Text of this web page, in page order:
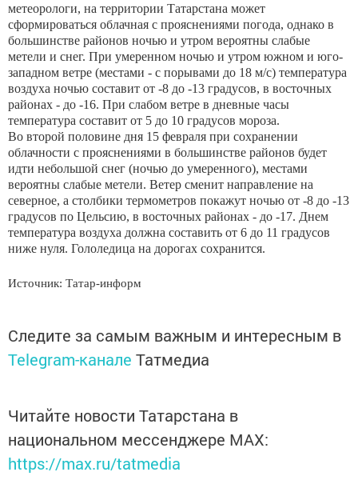
метеорологи, на территории Татарстана может
сформироваться облачная с прояснениями погода, однако в
большинстве районов ночью и утром вероятны слабые
метели и снег. При умеренном ночью и утром южном и юго-
западном ветре (местами - с порывами до 18 м/с) температура
воздуха ночью составит от -8 до -13 градусов, в восточных
районах - до -16. При слабом ветре в дневные часы
температура составит от 5 до 10 градусов мороза.
Во второй половине дня 15 февраля при сохранении
облачности с прояснениями в большинстве районов будет
идти небольшой снег (ночью до умеренного), местами
вероятны слабые метели. Ветер сменит направление на
северное, а столбики термометров покажут ночью от -8 до -13
градусов по Цельсию, в восточных районах - до -17. Днем
температура воздуха должна составить от 6 до 11 градусов
ниже нуля. Гололедица на дорогах сохранится.
Источник: Татар-информ
Следите за самым важным и интересным в
Telegram-канале Татмедиа
Читайте новости Татарстана в
национальном мессенджере MАХ:
https://max.ru/tatmedia